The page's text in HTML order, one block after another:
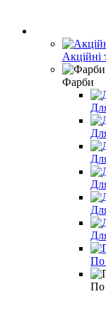
Акційні
Фарби
По
По